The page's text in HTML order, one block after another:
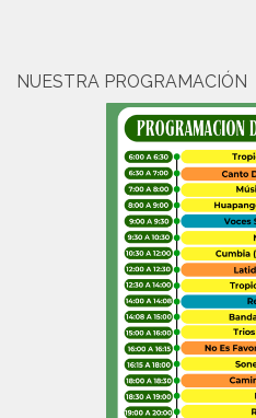
NUESTRA PROGRAMACIÓN